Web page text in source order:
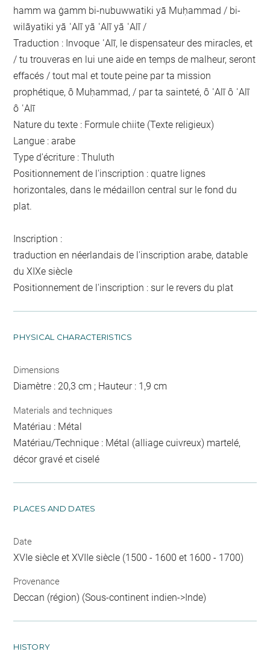
hamm wa ġamm bi-nubuwwatiki yā Muḥammad / bi-
wilāyatiki yā ʿAlī yā ʿAlī yā ʿAlī /
Traduction : Invoque ʿAlī, le dispensateur des miracles, et
/ tu trouveras en lui une aide en temps de malheur, seront
effacés / tout mal et toute peine par ta mission
prophétique, ô Muḥammad, / par ta sainteté, ô ʿAlī ô ʿAlī
ô ʿAlī
Nature du texte : Formule chiite (Texte religieux)
Langue : arabe
Type d'écriture : Thuluth
Positionnement de l'inscription : quatre lignes
horizontales, dans le médaillon central sur le fond du
plat.
Inscription :
traduction en néerlandais de l'inscription arabe, datable
du XIXe siècle
Positionnement de l'inscription : sur le revers du plat
PHYSICAL CHARACTERISTICS
Dimensions
Diamètre : 20,3 cm ; Hauteur : 1,9 cm
Materials and techniques
Matériau : Métal
Matériau/Technique : Métal (alliage cuivreux) martelé,
décor gravé et ciselé
PLACES AND DATES
Date
XVIe siècle et XVIIe siècle (1500 - 1600 et 1600 - 1700)
Provenance
Deccan (région) (Sous-continent indien->Inde)
HISTORY